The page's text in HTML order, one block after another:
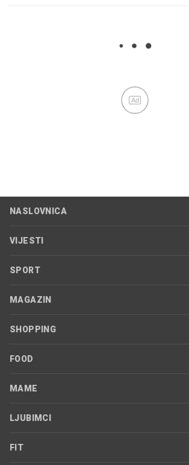
Ad
NASLOVNICA
VIJESTI
SPORT
MAGAZIN
SHOPPING
FOOD
MAME
LJUBIMCI
FIT